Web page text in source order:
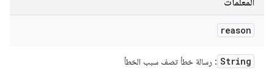
المعلَمات
reason
String : رسالة خطأ تصف سبب الخطأ